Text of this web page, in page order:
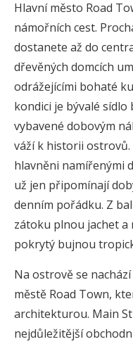
Hlavní město Road
námořních cest.
dostanete až do
dřevěných domcích
odrážejícími bohaté
kondici je bývalé
vybavené dobovým
váží k historii
hlavněni namířenými
už jen připomínají
denním pořádku. Z
zátoku plnou jachet
pokrytý bujnou
Na ostrově se
městě Road Town,
architekturou. Main
nejdůležitější